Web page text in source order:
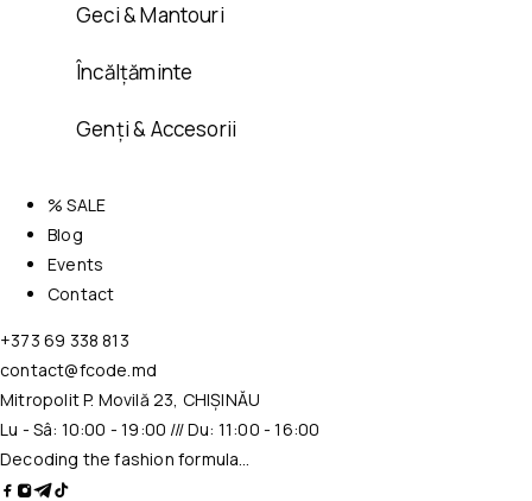
Geci & Mantouri
Încălțăminte
Genți & Accesorii
% SALE
Blog
Events
Contact
+373 69 338 813
contact@fcode.md
Mitropolit P. Movilă 23, CHIȘINĂU
Lu - Sâ: 10:00 - 19:00 /// Du: 11:00 - 16:00
Decoding the fashion formula…